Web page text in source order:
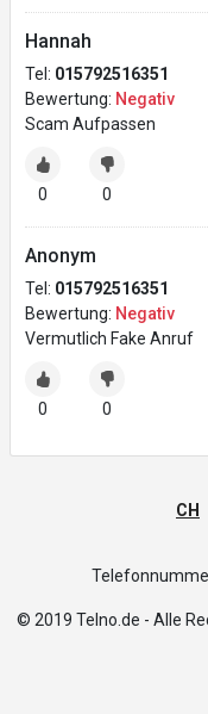
Hannah
Tel: 015792516351
Bewertung: Negativ
Scam Aufpassen
0 0
Anonym
Tel: 015792516351
Bewertung: Negativ
Vermutlich Fake Anruf
0 0
CH
© 2019 Telno.de - Alle